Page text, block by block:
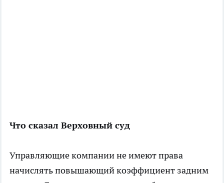
Что сказал Верховный суд
Управляющие компании не имеют права
начислять повышающий коэффициент задним